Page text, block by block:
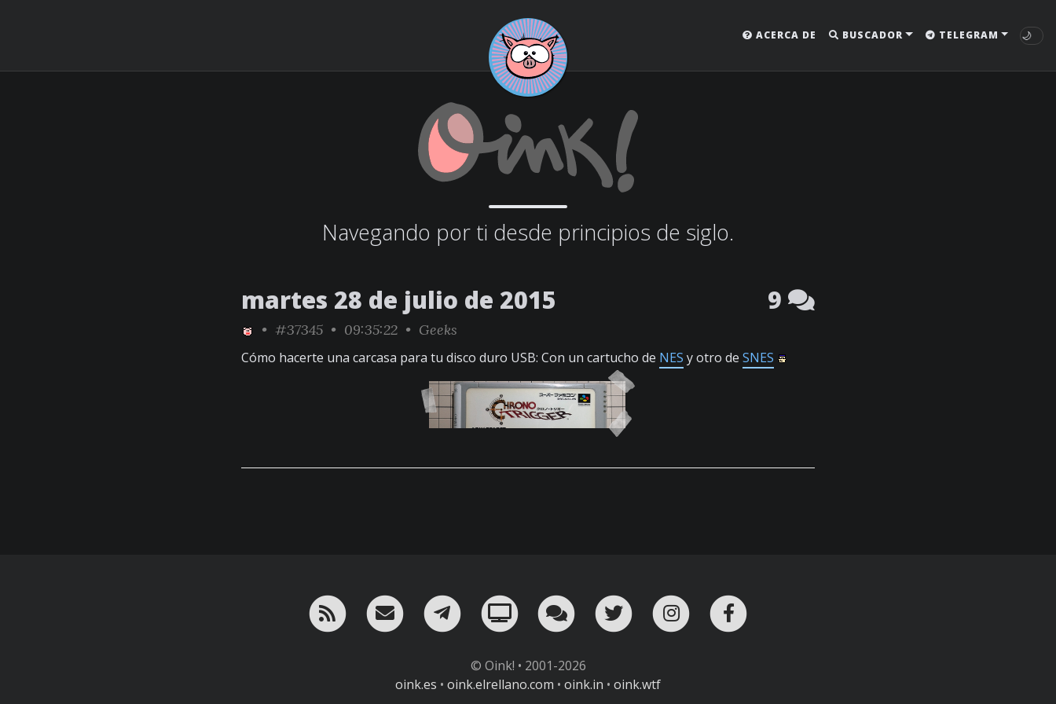
ACERCA DE BUSCADOR TELEGRAM 🌙
Navegando por ti desde principios de siglo.
martes 28 de julio de 2015 9
• #37345 • 09:35:22 • Geeks
Cómo hacerte una carcasa para tu disco duro USB: Con un cartucho de NES y otro de SNES
RSS ¡Mándame un email!
¡Nuestro canal en Telegram!
Oink! TV Charla con nosotros en Telegram
Twitter Instagram
© Oink! • 2001-2026
oink.es • oink.elrellano.com • oink.in • oink.wtf